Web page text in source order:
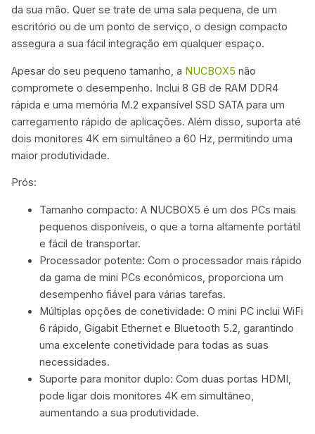
da sua mão. Quer se trate de uma sala pequena, de um
escritório ou de um ponto de serviço, o design compacto
assegura a sua fácil integração em qualquer espaço.
Apesar do seu pequeno tamanho, a NUCBOX5 não
compromete o desempenho. Inclui 8 GB de RAM DDR4
rápida e uma memória M.2 expansível SSD SATA para um
carregamento rápido de aplicações. Além disso, suporta até
dois monitores 4K em simultâneo a 60 Hz, permitindo uma
maior produtividade.
Prós:
Tamanho compacto: A NUCBOX5 é um dos PCs mais
pequenos disponíveis, o que a torna altamente portátil
e fácil de transportar.
Processador potente: Com o processador mais rápido
da gama de mini PCs económicos, proporciona um
desempenho fiável para várias tarefas.
Múltiplas opções de conetividade: O mini PC inclui WiFi
6 rápido, Gigabit Ethernet e Bluetooth 5.2, garantindo
uma excelente conetividade para todas as suas
necessidades.
Suporte para monitor duplo: Com duas portas HDMI,
pode ligar dois monitores 4K em simultâneo,
aumentando a sua produtividade.